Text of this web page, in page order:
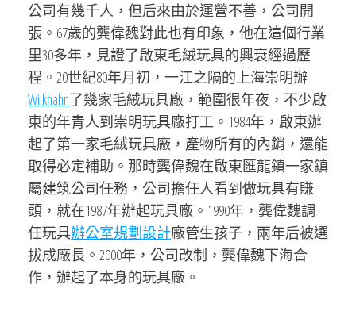
公司有幾千人，但后來由於運營不善，公司開
張。67歲的龔偉魏對此也有印象，他在這個行業
里30多年，見證了啟東毛絨玩具的興衰經過歷
程。20世紀80年月初，一江之隔的上海崇明辦
Wilkhahn了幾家毛絨玩具廠，範圍很年夜，不少啟
東的年青人到崇明玩具廠打工。1984年，啟東辦
起了第一家毛絨玩具廠，產物所有的內銷，還能
取得必定補助。那時龔偉魏在啟東匯龍鎮一家鎮
屬建筑公司任務，公司擔任人看到做玩具有賺
頭，就在1987年辦起玩具廠。1990年，龔偉魏調
任玩具辦公室規劃設計廠管生孩子，兩年后被選
拔成廠長。2000年，公司改制，龔偉魏下海合
作，辦起了本身的玩具廠。